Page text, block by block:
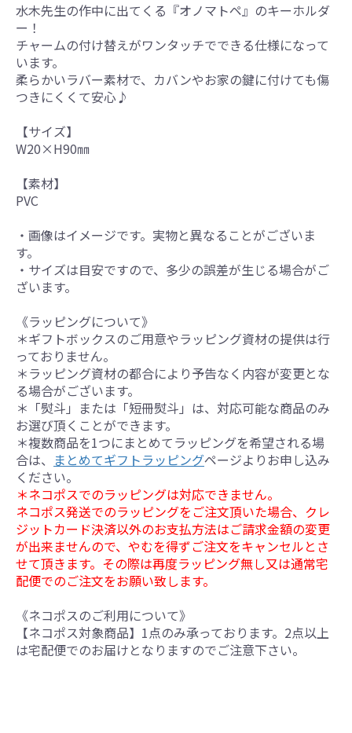
水木先生の作中に出てくる『オノマトペ』のキーホルダ
ー！
チャームの付け替えがワンタッチでできる仕様になって
います。
柔らかいラバー素材で、カバンやお家の鍵に付けても傷
つきにくくて安心♪
【サイズ】
W20×H90㎜
【素材】
PVC
・画像はイメージです。実物と異なることがございま
す。
・サイズは目安ですので、多少の誤差が生じる場合がご
ざいます。
《ラッピングについて》
＊ギフトボックスのご用意やラッピング資材の提供は行
っておりません。
＊ラッピング資材の都合により予告なく内容が変更とな
る場合がございます。
＊「熨斗」または「短冊熨斗」は、対応可能な商品のみ
お選び頂くことができます。
＊複数商品を1つにまとめてラッピングを希望される場
合は、 まとめてギフトラッピングページよりお申し込み
ください。
＊ネコポスでのラッピングは対応できません。
ネコポス発送でのラッピングをご注文頂いた場合、クレ
ジットカード決済以外のお支払方法はご請求金額の変更
が出来ませんので、やむを得ずご注文をキャンセルとさ
せて頂きます。その際は再度ラッピング無し又は通常宅
配便でのご注文をお願い致します。
《ネコポスのご利用について》
【ネコポス対象商品】1点のみ承っております。2点以上
は宅配便でのお届けとなりますのでご注意下さい。